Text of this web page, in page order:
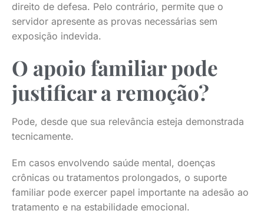
direito de defesa. Pelo contrário, permite que o
servidor apresente as provas necessárias sem
exposição indevida.
O apoio familiar pode
justificar a remoção?
Pode, desde que sua relevância esteja demonstrada
tecnicamente.
Em casos envolvendo saúde mental, doenças
crônicas ou tratamentos prolongados, o suporte
familiar pode exercer papel importante na adesão ao
tratamento e na estabilidade emocional.